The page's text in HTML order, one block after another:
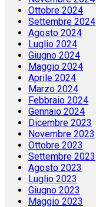
Ottobre 2024
Settembre 2024
Agosto 2024
Luglio 2024
Giugno 2024
Maggio 2024
Aprile 2024
Marzo 2024
Febbraio 2024
Gennaio 2024
Dicembre 2023
Novembre 2023
Ottobre 2023
Settembre 2023
Agosto 2023
Luglio 2023
Giugno 2023
Maggio 2023